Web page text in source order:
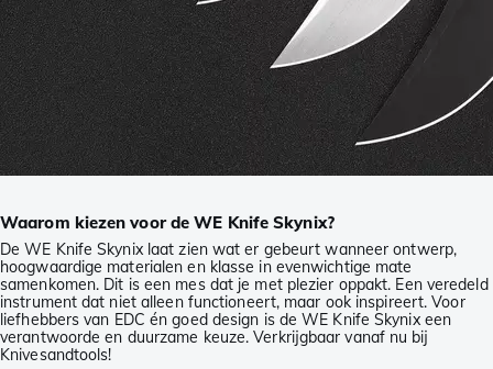
Waarom kiezen voor de WE Knife Skynix?
De WE Knife Skynix laat zien wat er gebeurt wanneer ontwerp,
hoogwaardige materialen en klasse in evenwichtige mate
samenkomen. Dit is een mes dat je met plezier oppakt. Een veredeld
instrument dat niet alleen functioneert, maar ook inspireert. Voor
liefhebbers van EDC én goed design is de WE Knife Skynix een
verantwoorde en duurzame keuze. Verkrijgbaar vanaf nu bij
Knivesandtools!